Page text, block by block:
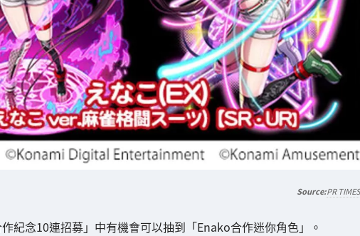
PR TIMES
紀念10連招募」中有機會可以抽到「Enako合作迷你角色」。